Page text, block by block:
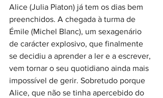
Alice (Julia Piaton) já tem os dias bem
preenchidos. A chegada à turma de
Émile (Michel Blanc), um sexagenário
de carácter explosivo, que finalmente
se decidiu a aprender a ler e a escrever,
vem tornar o seu quotidiano ainda mais
impossível de gerir. Sobretudo porque
Alice, que não se tinha apercebido do